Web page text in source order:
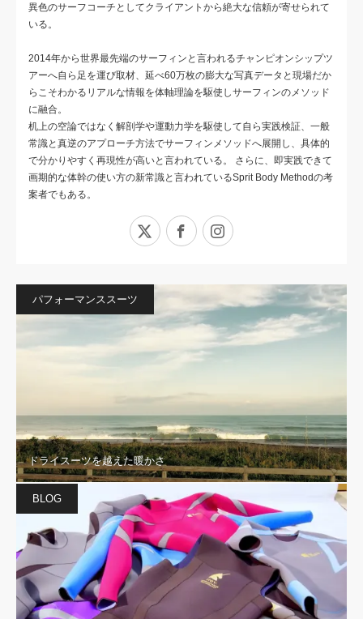
異色のサーフコーチとしてクライアントから絶大な信頼が寄せられて
いる。
2014年から世界最先端のサーフィンと言われるチャンピオンシップツ
アーへ自ら足を運び取材、延べ60万枚の膨大な写真データと現場だか
らこそわかるリアルな情報を体軸理論を駆使しサーフィンのメソッド
に融合。
机上の空論ではなく解剖学や運動力学を駆使して自ら実践検証、一般
常識と真逆のアプローチ方法でサーフィンメソッドへ展開し、具体的
で分かりやすく再現性が高いと言われている。 さらに、即実践できて
画期的な体幹の使い方の新常識と言われているSprit Body Methodの考
案者でもある。
Facebook
パフォーマンススーツ
ドライスーツを越えた暖かさ
BLOG